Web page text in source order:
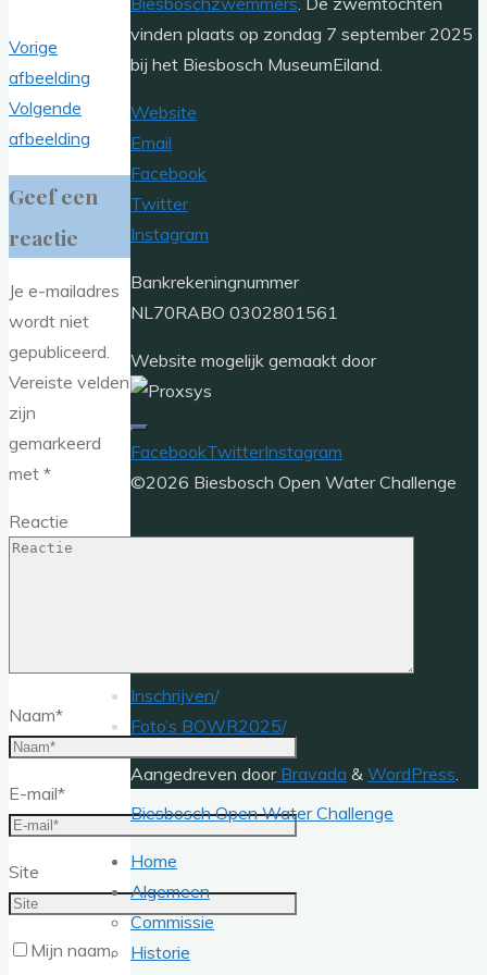
Vorige
afbeelding
Volgende
afbeelding
Geef een
reactie
Je e-mailadres
wordt niet
gepubliceerd.
Vereiste velden
zijn
gemarkeerd
met *
Reactie
Naam*
E-mail*
Site
Mijn naam,
vinden plaats op zondag 7 september 2025
bij het Biesbosch MuseumEiland.
Website
Email
Facebook
Twitter
Instagram
Bankrekeningnummer
NL70RABO 0302801561
Website mogelijk gemaakt door
FacebookTwitterInstagram
©2026 Biesbosch Open Water Challenge
Inschrijven/
Foto’s BOWR2025/
Aangedreven doorBravada & WordPress
Biesbosch Open Water Challenge
Home
Algemeen
Commissie
Historie